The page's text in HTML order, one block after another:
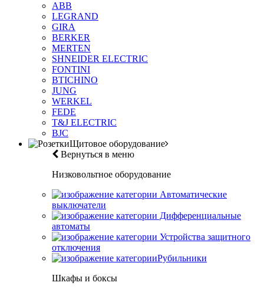
ABB
LEGRAND
GIRA
BERKER
MERTEN
SHNEIDER ELECTRIC
FONTINI
BTICHINO
JUNG
WERKEL
FEDE
T&J ELECTRIC
BJC
Щитовое оборудование
Вернуться в меню
Низковольтное оборудование
Автоматические
выключатели
Дифференциальные
автоматы
Устройства защитного
отключения
Рубильники
Шкафы и боксы